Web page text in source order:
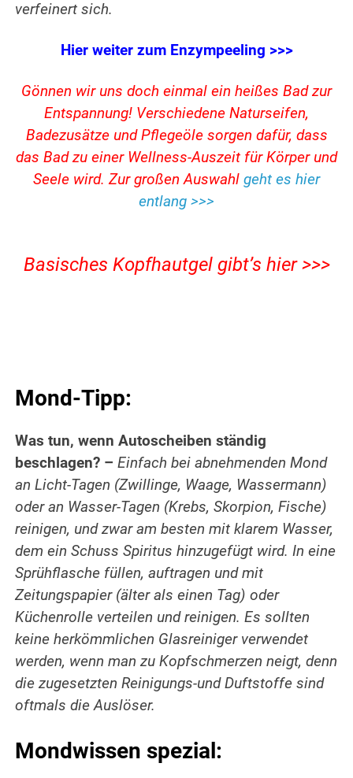
verfeinert sich.
Hier weiter zum Enzympeeling >>>
Gönnen wir uns doch einmal ein heißes Bad zur
Entspannung! Verschiedene Naturseifen,
Badezusätze und Pflegeöle sorgen dafür, dass
das Bad zu einer Wellness-Auszeit für Körper und
Seele wird. Zur großen Auswahl geht es hier
entlang >>>
Basisches Kopfhautgel gibt’s hier >>>
Mond-Tipp:
Was tun, wenn Autoscheiben ständig
beschlagen? –Einfach bei abnehmenden Mond
an Licht-Tagen (Zwillinge, Waage, Wassermann)
oder an Wasser-Tagen (Krebs, Skorpion, Fische)
reinigen, und zwar am besten mit klarem Wasser,
dem ein Schuss Spiritus hinzugefügt wird. In eine
Sprühflasche füllen, auftragen und mit
Zeitungspapier (älter als einen Tag) oder
Küchenrolle verteilen und reinigen. Es sollten
keine herkömmlichen Glasreiniger verwendet
werden, wenn man zu Kopfschmerzen neigt, denn
die zugesetzten Reinigungs-und Duftstoffe sind
oftmals die Auslöser.
Mondwissen spezial: